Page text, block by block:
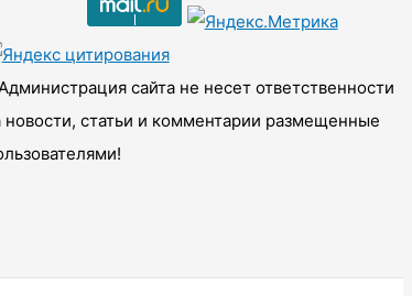
сайта не несет ответственности
новости, статьи и комментарии размещенные